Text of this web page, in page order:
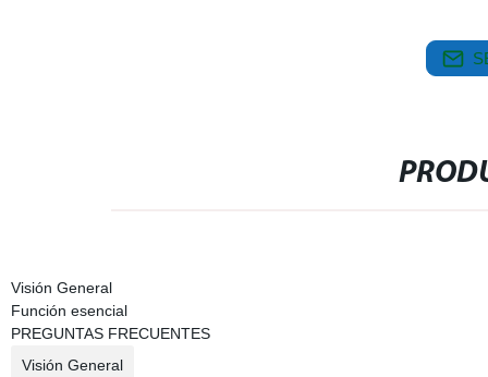
Visión General
Función esencial
PREGUNTAS FRECUENTES
Visión General